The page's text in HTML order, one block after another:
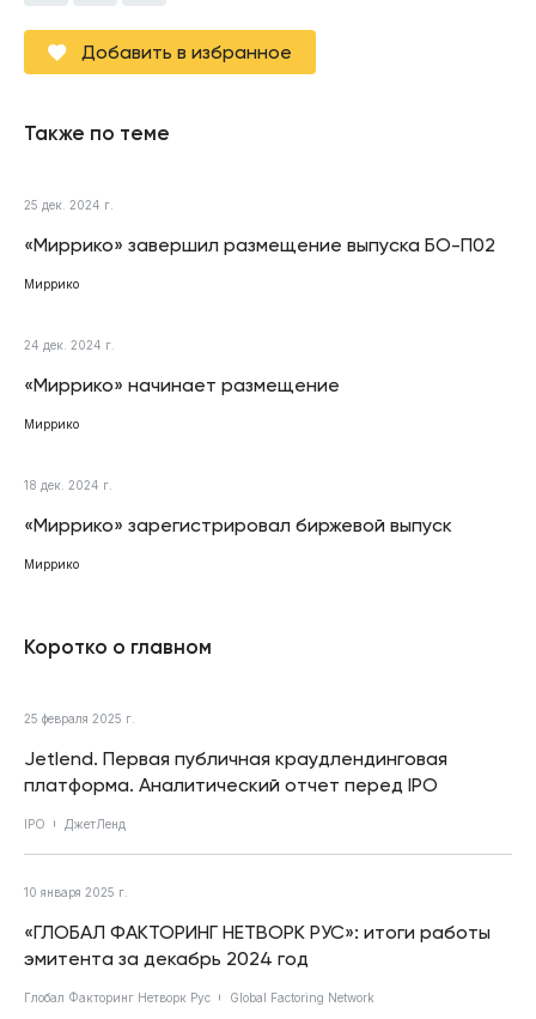
Добавить в избранное
Также по теме
25 дек. 2024 г.
«Миррико» завершил размещение выпуска БО-П02
Миррико
24 дек. 2024 г.
«Миррико» начинает размещение
Миррико
18 дек. 2024 г.
«Миррико» зарегистрировал биржевой выпуск
Миррико
Коротко о главном
25 февраля 2025 г.
Jetlend. Первая публичная краудлендинговая
платформа. Аналитический отчет перед IPO
IPO ДжетЛенд
10 января 2025 г.
«ГЛОБАЛ ФАКТОРИНГ НЕТВОРК РУС»: итоги работы
эмитента за декабрь 2024 год
Глобал Факторинг Нетворк Рус Global Factoring Network